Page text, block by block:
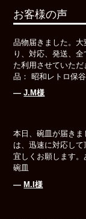
お客様の声
品物届きました。
り、対応、発送、
た利用させていた
品： 昭和レトロ保
―J.M様
本日、碗皿が届き
は、迅速に対応し
宜しくお願します
碗皿
―M.I様